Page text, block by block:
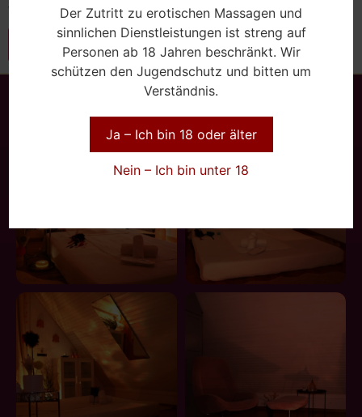
Der Zutritt zu erotischen Massagen und
sinnlichen Dienstleistungen ist streng auf
Personen ab 18 Jahren beschränkt. Wir
schützen den Jugendschutz und bitten um
Verständnis.
Ja – Ich bin 18 oder älter
Nein – Ich bin unter 18
für meinen nächsten Kommentar speichern.